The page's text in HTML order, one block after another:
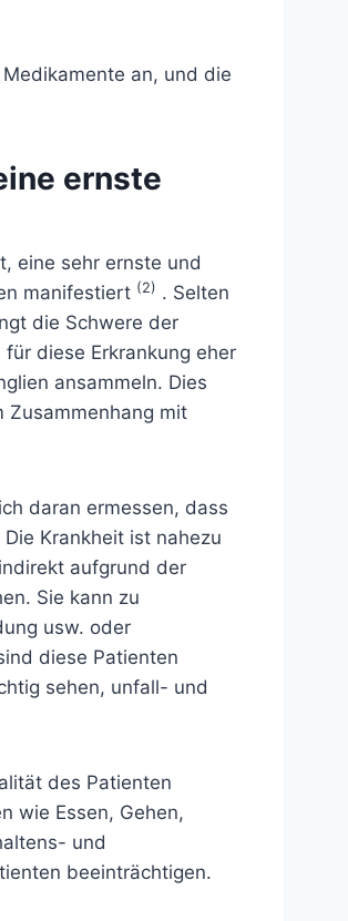
an, und die
ernste
eine sehr ernste und
manifestiert (2) . Selten
die Schwere der
diese Erkrankung eher
ansammeln. Dies
Zusammenhang mit
daran ermessen, dass
Krankheit ist nahezu
aufgrund der
Sie kann zu
usw. oder
diese Patienten
sehen, unfall- und
des Patienten
wie Essen, Gehen,
und
beeinträchtigen.